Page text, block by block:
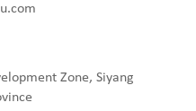
Zone, Siyang